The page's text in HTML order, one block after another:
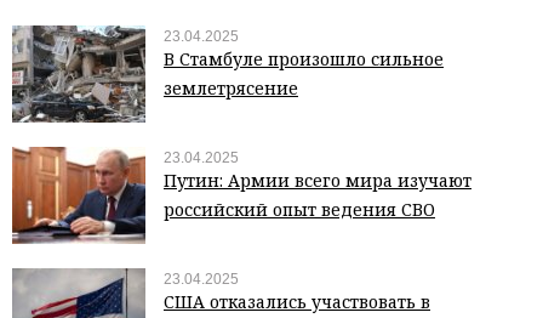
23.04.2025
В Стамбуле произошло сильное
землетрясение
23.04.2025
Путин: Армии всего мира изучают
российский опыт ведения СВО
23.04.2025
США отказались участвовать в